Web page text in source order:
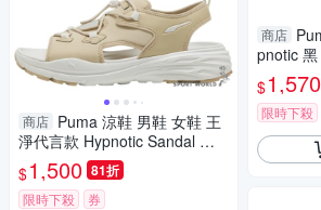
商店 Puma 涼鞋 男鞋 女鞋 王
淨代言款 Hypnotic Sandal 黑/
奶茶【運動世界】40165301/4
0165303
$1,500 81折
限時下殺 券
商店
pnotic
01
$1,570
限時下殺